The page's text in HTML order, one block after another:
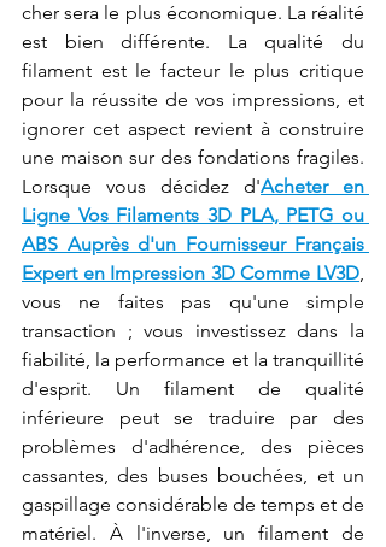
cher sera le plus économique. La réalité
est bien différente. La qualité du
filament est le facteur le plus critique
pour la réussite de vos impressions, et
ignorer cet aspect revient à construire
une maison sur des fondations fragiles.
Lorsque vous décidez d'Acheter en
Ligne Vos Filaments 3D PLA, PETG ou
ABS Auprès d'un Fournisseur Français
Expert en Impression 3D Comme LV3D,
vous ne faites pas qu'une simple
transaction ; vous investissez dans la
fiabilité, la performance et la tranquillité
d'esprit. Un filament de qualité
inférieure peut se traduire par des
problèmes d'adhérence, des pièces
cassantes, des buses bouchées, et un
gaspillage considérable de temps et de
matériel. À l'inverse, un filament de